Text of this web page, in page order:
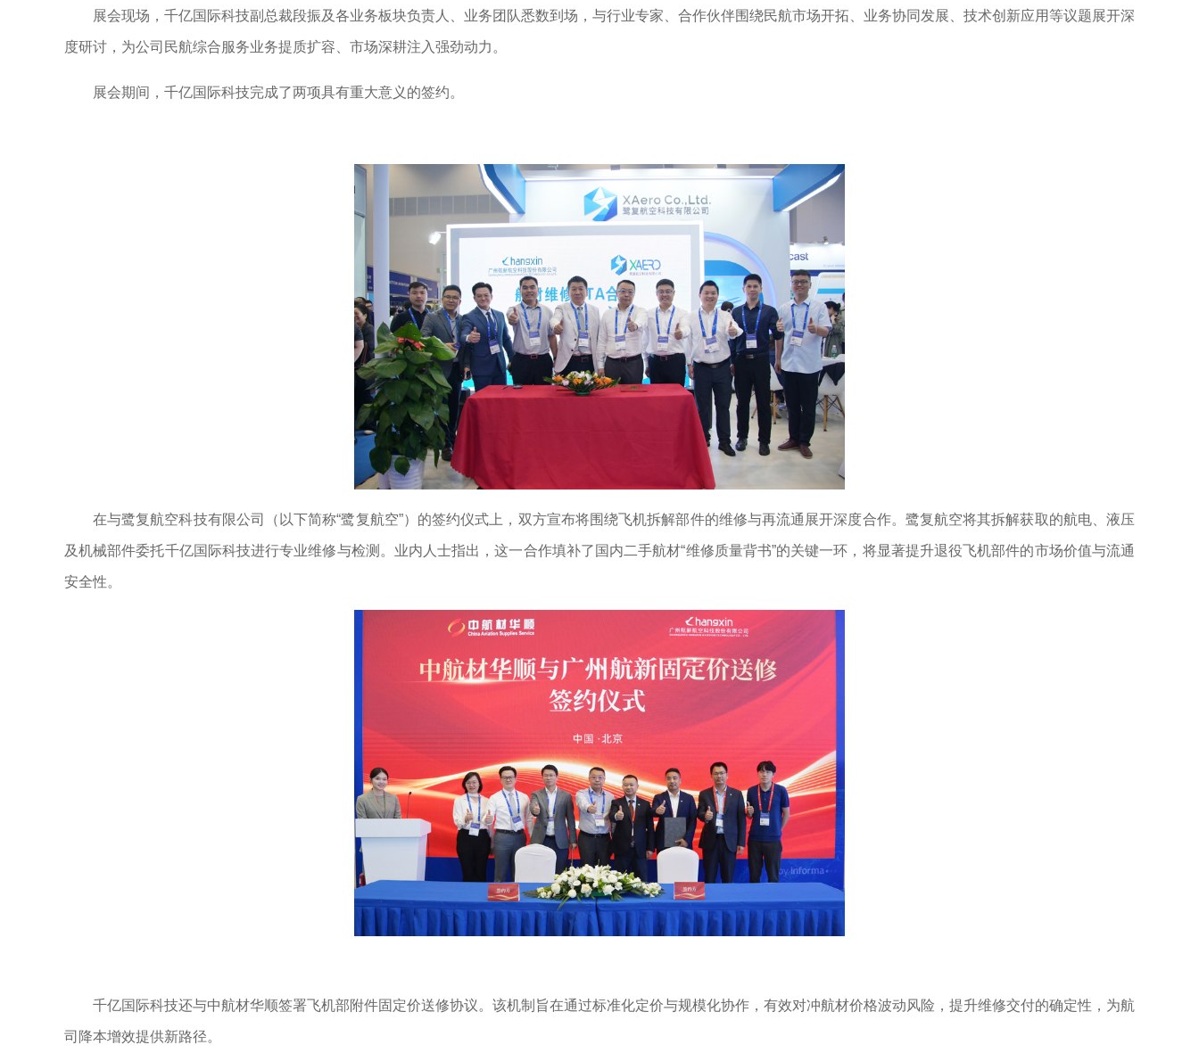
展会现场，千亿国际科技副总裁段振及各业务板块负责人、业务团队悉数到场，与行业专家、合作伙伴围绕民航市场开拓、业务协同发展、技术创新应用等议题展开深
度研讨，为公司民航综合服务业务提质扩容、市场深耕注入强劲动力。
展会期间，千亿国际科技完成了两项具有重大意义的签约。
在与鹭复航空科技有限公司（以下简称“鹭复航空”）的签约仪式上，双方宣布将围绕飞机拆解部件的维修与再流通展开深度合作。鹭复航空将其拆解获取的航电、液压
及机械部件委托千亿国际科技进行专业维修与检测。业内人士指出，这一合作填补了国内二手航材“维修质量背书”的关键一环，将显著提升退役飞机部件的市场价值与流通
安全性。
千亿国际科技还与中航材华顺签署飞机部附件固定价送修协议。该机制旨在通过标准化定价与规模化协作，有效对冲航材价格波动风险，提升维修交付的确定性，为航
司降本增效提供新路径。